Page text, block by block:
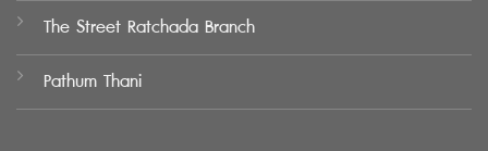
The Street Ratchada Branch
Pathum Thani